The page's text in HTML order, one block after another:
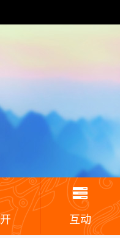
互动